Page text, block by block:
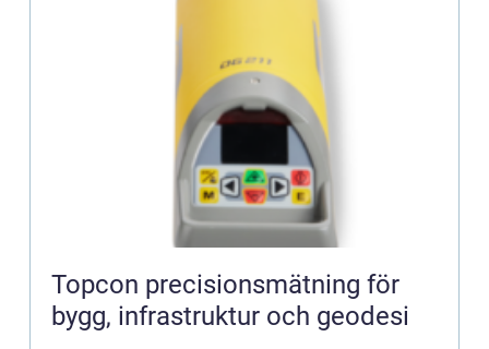
Topcon precisionsmätning för
bygg, infrastruktur och geodesi